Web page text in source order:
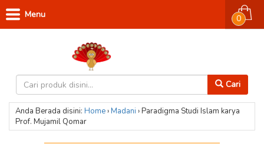
Cari
0
Menu
Anda Berada disini: Home›Madani ›Paradigma Studi Islam karya
Prof. Mujamil Qomar